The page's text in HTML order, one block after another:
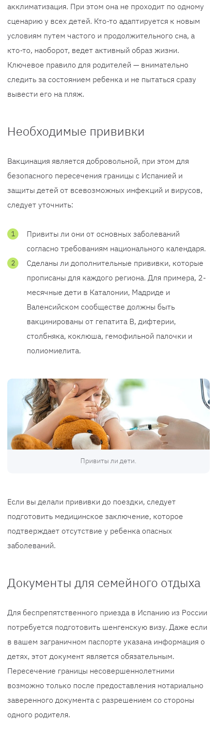
акклиматизация. При этом она не проходит по одному
сценарию у всех детей. Кто-то адаптируется к новым
условиям путем частого и продолжительного сна, а
кто-то, наоборот, ведет активный образ жизни.
Ключевое правило для родителей — внимательно
следить за состоянием ребенка и не пытаться сразу
вывести его на пляж.
Необходимые прививки
Вакцинация является добровольной, при этом для
безопасного пересечения границы с Испанией и
защиты детей от всевозможных инфекций и вирусов,
следует уточнить:
Привиты ли они от основных заболеваний
согласно требованиям национального календаря.
Сделаны ли дополнительные прививки, которые
прописаны для каждого региона. Для примера, 2-
месячные дети в Каталонии, Мадриде и
Валенсийском сообществе должны быть
вакцинированы от гепатита B, дифтерии,
столбняка, коклюша, гемофильной палочки и
полиомиелита.
Привиты ли дети.
Если вы делали прививки до поездки, следует
подготовить медицинское заключение, которое
подтверждает отсутствие у ребенка опасных
заболеваний.
Документы для семейного отдыха
Для беспрепятственного приезда в Испанию из России
потребуется подготовить шенгенскую визу. Даже если
в вашем заграничном паспорте указана информация о
детях, этот документ является обязательным.
Пересечение границы несовершеннолетними
возможно только после предоставления нотариально
заверенного документа с разрешением со стороны
одного родителя.